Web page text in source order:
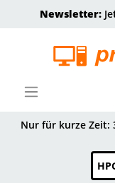
springen
Newsletter:
Nur für kurze Zeit: